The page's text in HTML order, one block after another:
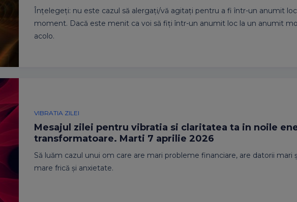
Înțelegeți: nu este cazul să alergați/vă agitați pentru a fi într-un anumit
moment. Dacă este menit ca voi să fiți într-un anumit loc la un anumit
acolo.
VIBRATIA ZILEI
Mesajul zilei pentru vibratia si claritatea ta in noile
transformatoare. Marti 7 aprilie 2026
Să luăm cazul unui om care are mari probleme financiare, are datorii mari
mare frică și anxietate.